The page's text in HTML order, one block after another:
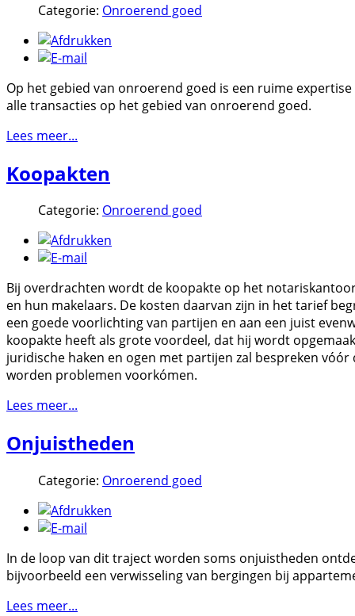
Categorie: Onroerend goed
Op het gebied van onroerend goed is een ruime
alle transacties op het gebied van onroerend goed.
Lees meer...
Koopakten
Categorie: Onroerend goed
Bij overdrachten wordt de koopakte op het
en hun makelaars. De kosten daarvan zijn in het tarief
een goede voorlichting van partijen en aan een juist
koopakte heeft als grote voordeel, dat hij wordt
juridische haken en ogen met partijen zal bespreken
worden problemen voorkómen.
Lees meer...
Onjuistheden
Categorie: Onroerend goed
In de loop van dit traject worden soms onjuistheden
bijvoorbeeld een verwisseling van bergingen bij
Lees meer...